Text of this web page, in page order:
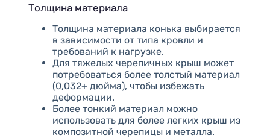
Толщина материала
Толщина материала конька выбирается
в зависимости от типа кровли и
требований к нагрузке.
Для тяжелых черепичных крыш может
потребоваться более толстый материал
(0,032+ дюйма), чтобы избежать
деформации.
Более тонкий материал можно
использовать для более легких крыш из
композитной черепицы и металла.